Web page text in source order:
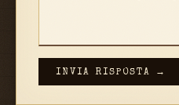
INVIA RISPOSTA →